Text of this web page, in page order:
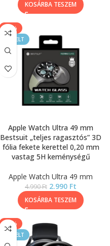
KOSÁRBA TESZEM
-40%
KIEMELT
Apple Watch Ultra 49 mm
Bestsuit „teljes ragasztós” 3D
fólia fekete kerettel 0,20 mm
vastag 5H keménységű
Apple Watch Ultra 49 mm
4.990Ft 2.990 Ft
KOSÁRBA TESZEM
-40%
KIEMELT